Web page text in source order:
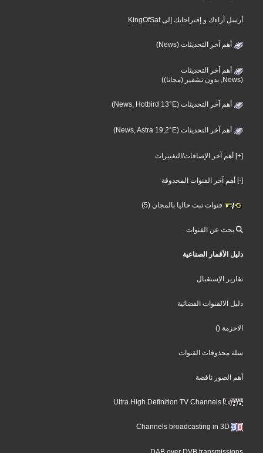
أرسل آراءك و إقتراحاتك إلى KingOfSat
أهم آخر التحديثات (News)
أهم آخر التحديثات
(News, بدون تشفير (مجانا))
أهم آخر التحديثات (News, Hotbird 13°E)
أهم آخر التحديثات (News, Astra 19,2°E)
[+] أهم آخر الإضافات/التغييرات
[-] أهم آخر القنوات المحذوفة
قنوات تبث حاليا بالمجان (5)
بحث عن القنوات
دليل الأقمار الصناعية
تقارير الإستقبال
دليل الالقنوات الفضائية
الاحزمة ()
سلة محذوفات القنوات
أهم الصور ناقصة
Ultra High Definition TV Channels